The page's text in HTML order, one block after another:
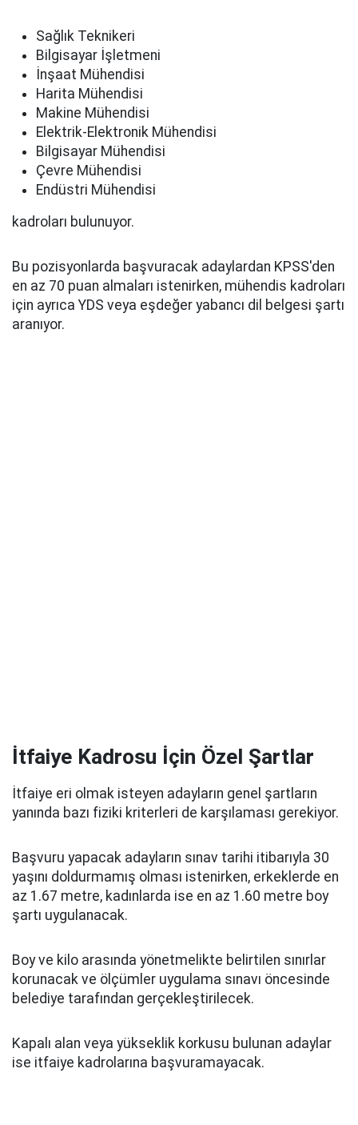
Sağlık Teknikeri
Bilgisayar İşletmeni
İnşaat Mühendisi
Harita Mühendisi
Makine Mühendisi
Elektrik-Elektronik Mühendisi
Bilgisayar Mühendisi
Çevre Mühendisi
Endüstri Mühendisi
kadroları bulunuyor.
Bu pozisyonlarda başvuracak adaylardan KPSS'den
en az 70 puan almaları istenirken, mühendis kadroları
için ayrıca YDS veya eşdeğer yabancı dil belgesi şartı
aranıyor.
İtfaiye Kadrosu İçin Özel Şartlar
İtfaiye eri olmak isteyen adayların genel şartların
yanında bazı fiziki kriterleri de karşılaması gerekiyor.
Başvuru yapacak adayların sınav tarihi itibarıyla 30
yaşını doldurmamış olması istenirken, erkeklerde en
az 1.67 metre, kadınlarda ise en az 1.60 metre boy
şartı uygulanacak.
Boy ve kilo arasında yönetmelikte belirtilen sınırlar
korunacak ve ölçümler uygulama sınavı öncesinde
belediye tarafından gerçekleştirilecek.
Kapalı alan veya yükseklik korkusu bulunan adaylar
ise itfaiye kadrolarına başvuramayacak.